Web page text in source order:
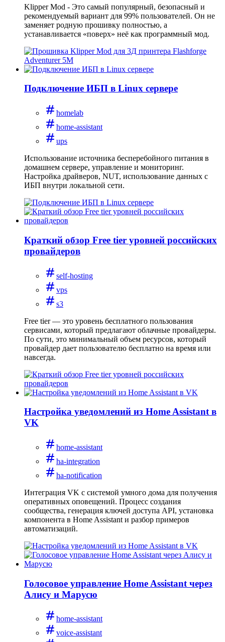
Klipper Mod - Это самый популярный, безопасный и
рекомендуемый вариант для 99% пользователей. Он не
заменяет родную прошивку полностью, а
устанавливается «поверх» неё как программный мод.
Подключение ИБП в Linux сервере
homelab
home-assistant
ups
Использование источника бесперебойного питания в
домашнем сервере, управление и мониторинг.
Настройка драйверов, NUT, использование данных с
ИБП внутри локальной сети.
Краткий обзор Free tier уровней российских
провайдеров
self-hosting
vps
s3
Free tier — это уровень бесплатного пользования
сервисами, который предлагают облачные провайдеры.
По сути, это минимальный объем ресурсов, который
провайдер дает пользователю бесплатно на время или
навсегда.
Настройка уведомлений из Home Assistant в
VK
home-assistant
ha-integration
ha-notification
Интеграция VK с системой умного дома для получения
оперативных оповещений. Процесс создания
сообщества, генерация ключей доступа API, установка
компонента в Home Assistant и разбор примеров
автоматизаций.
Голосовое управление Home Assistant через
Алису и Марусю
home-assistant
voice-assistant